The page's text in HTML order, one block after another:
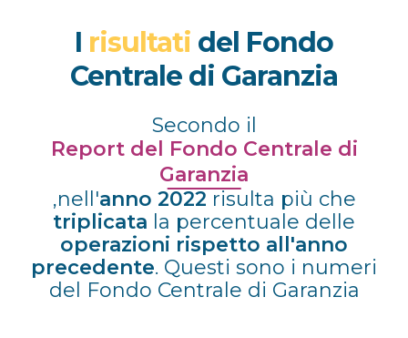
I risultati del Fondo
Centrale di Garanzia
Secondo il
Report del Fondo Centrale di
Garanzia
,nell'anno 2022 risulta più che
triplicata la percentuale delle
operazioni rispetto all'anno
precedente. Questi sono i numeri
del Fondo Centrale di Garanzia